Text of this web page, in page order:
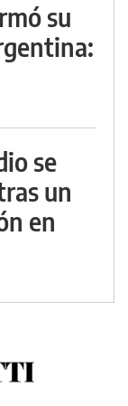
su
se
un
en